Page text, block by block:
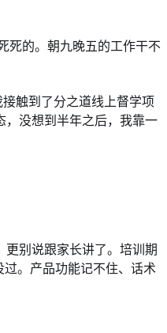
死的。朝九晚五的工作干不
触到了分之道线上督学项
，没想到半年之后，我靠一
更别说跟家长讲了。培训期
。产品功能记不住、话术